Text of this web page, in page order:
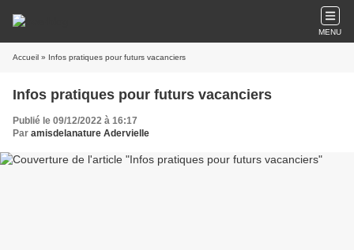
MENU
Accueil » Infos pratiques pour futurs vacanciers
Infos pratiques pour futurs vacanciers
Publié le 09/12/2022 à 16:17
Par amisdelanature Adervielle